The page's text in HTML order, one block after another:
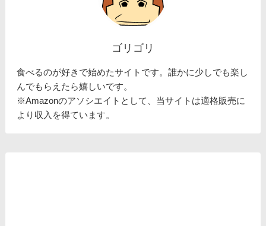
ゴリゴリ
食べるのが好きで始めたサイトです。誰かに少しでも楽し
んでもらえたら嬉しいです。
※Amazonのアソシエイトとして、当サイトは適格販売に
より収入を得ています。